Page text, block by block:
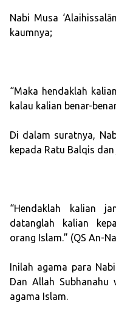
Nabi Musa
kaumnya;
“Maka hendaklah
kalau kalian benar-
Di dalam suratnya,
kepada Ratu Balqis
“Hendaklah kalian
datanglah kalian
orang Islam.” (QS An-
Inilah agama para
Dan Allah Subhanahu
agama Islam.